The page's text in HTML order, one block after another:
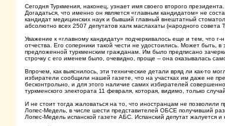
Сегодня Туркмения, наконец, узнает имя своего второго
Догадаться, что именно он является «главным кандидатом» не
кандидат медицинских наук и бывший главный внештатный
абсолютно всех 2507 депутатов халк маслахаты (народного
Уважение к «главному кандидату» подчеркивалось еще и тем, что
отчества. Его соперники такой чести не удостоились. Может быть,
предложенной туркменским гражданам. Им было предписано
строчку с его именем было, очевидно, проще -- она оказывалась
Впрочем, как выяснилось, эти технические детали вряд ли как-то
избиратели сообщили нашей газете, что на участках им даже не
бесконтрольно, и для этого наличие самих избирателей
туркменского электората 11 февраля, которая, видимо, только
И не стоит тогда жаловаться на то, что иностранцам не позволили
Лопес-Медель, в числе шести представителей ОБСЕ получивший
Лопес-Медель испанской газете АБС. Испанский депутат жалуется